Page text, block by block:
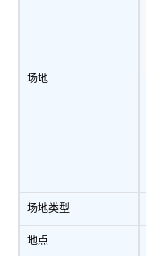
场地
场地类型
地点